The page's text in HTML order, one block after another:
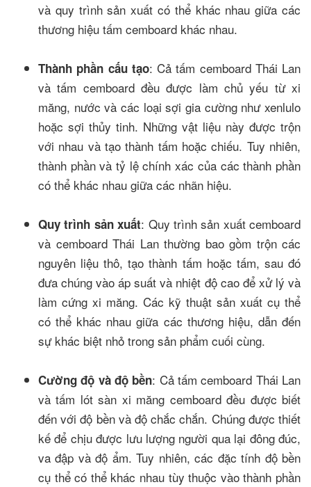
và quy trình sản xuất có thể khác nhau giữa các
thương hiệu tấm cemboard khác nhau.
Thành phần cấu tạo: Cả tấm cemboard Thái Lan
và tấm cemboard đều được làm chủ yếu từ xi
măng, nước và các loại sợi gia cường như xenlulo
hoặc sợi thủy tinh. Những vật liệu này được trộn
với nhau và tạo thành tấm hoặc chiếu. Tuy nhiên,
thành phần và tỷ lệ chính xác của các thành phần
có thể khác nhau giữa các nhãn hiệu.
Quy trình sản xuất: Quy trình sản xuất cemboard
và cemboard Thái Lan thường bao gồm trộn các
nguyên liệu thô, tạo thành tấm hoặc tấm, sau đó
đưa chúng vào áp suất và nhiệt độ cao để xử lý và
làm cứng xi măng. Các kỹ thuật sản xuất cụ thể
có thể khác nhau giữa các thương hiệu, dẫn đến
sự khác biệt nhỏ trong sản phẩm cuối cùng.
Cường độ và độ bền: Cả tấm cemboard Thái Lan
và tấm lót sàn xi măng cemboard đều được biết
đến với độ bền và độ chắc chắn. Chúng được thiết
kế để chịu được lưu lượng người qua lại đông đúc,
va đập và độ ẩm. Tuy nhiên, các đặc tính độ bền
cụ thể có thể khác nhau tùy thuộc vào thành phần